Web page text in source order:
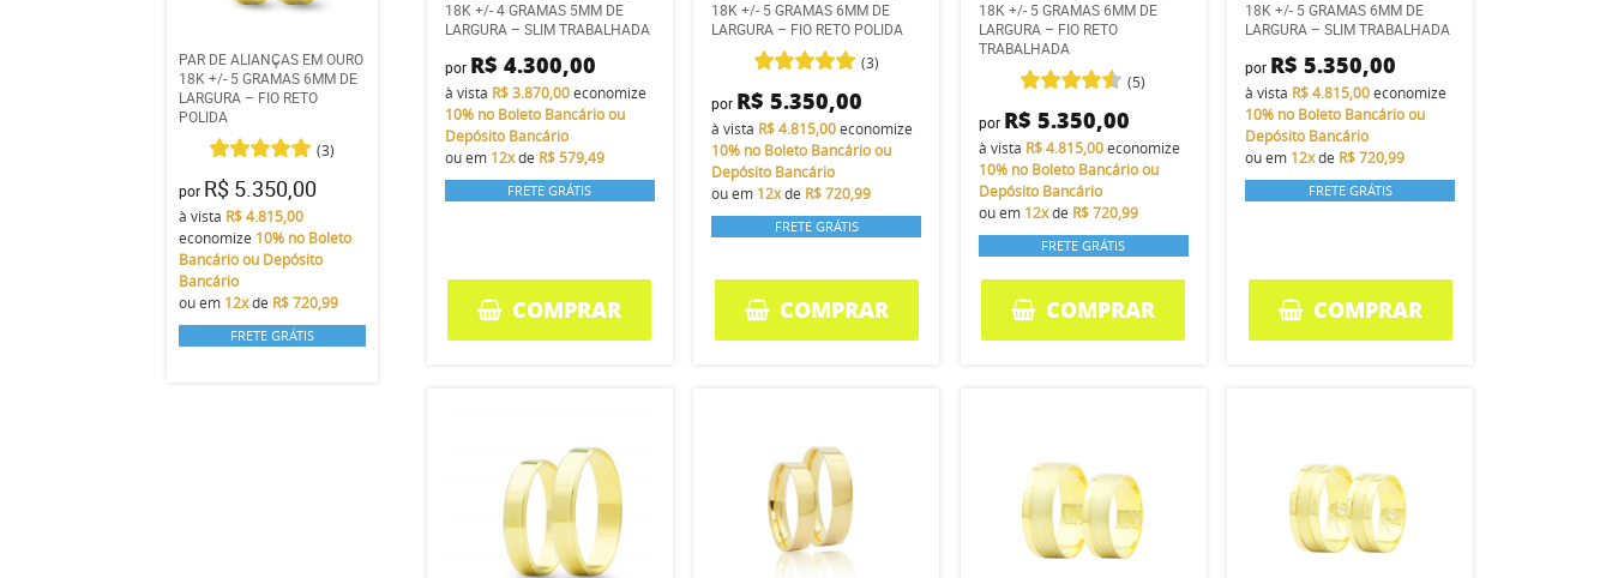
PAR DE ALIANÇAS EM OURO
18K +/- 5 GRAMAS 6MM DE
LARGURA – FIO RETO
POLIDA
(3)
por R$ 5.350,00
à vista R$ 4.815,00
economize 10% no Boleto
Bancário ou Depósito
Bancário
ou em 12xde R$ 720,99
FRETE GRÁTIS
18K +/- 4 GRAMAS 5MM DE
LARGURA – SLIM TRABALHADA
por R$ 4.300,00
à vista R$ 3.870,00economize
10% no Boleto Bancário ou
Depósito Bancário
ou em 12xde R$ 579,49
FRETE GRÁTIS
COMPRAR
18K +/- 5 GRAMAS 6MM DE
LARGURA – FIO RETO POLIDA
(3)
por R$ 5.350,00
à vista R$ 4.815,00economize
10% no Boleto Bancário ou
Depósito Bancário
ou em 12xde R$ 720,99
FRETE GRÁTIS
COMPRAR
18K +/- 5 GRAMAS 6MM DE
LARGURA – FIO RETO
TRABALHADA
(5)
por R$ 5.350,00
à vista R$ 4.815,00economize
10% no Boleto Bancário ou
Depósito Bancário
ou em 12xde R$ 720,99
FRETE GRÁTIS
COMPRAR
18K +/- 5 GRAMAS 6MM DE
LARGURA – SLIM TRABALHADA
por R$ 5.350,00
à vista R$ 4.815,00economize
10% no Boleto Bancário ou
Depósito Bancário
ou em 12xde R$ 720,99
FRETE GRÁTIS
COMPRAR